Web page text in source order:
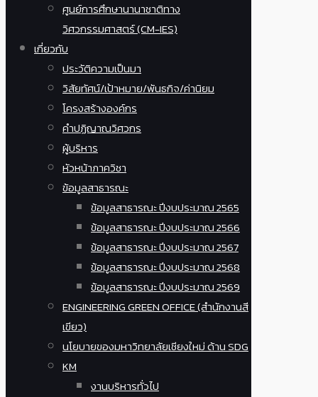
ศูนย์การศึกษานานาชาติทาง
วิศวกรรมศาสตร์ (CM-IES)
เกี่ยวกับ
ประวัติความเป็นมา
วิสัยทัศน์/เป้าหมาย/พันธกิจ/ค่านิยม
โครงสร้างองค์กร
คำปฏิญาณวิศวกร
ผู้บริหาร
หัวหน้าภาควิชา
ข้อมูลสาธารณะ
ข้อมูลสาธารณะ ปีงบประมาณ 2565
ข้อมูลสาธารณะ ปีงบประมาณ 2566
ข้อมูลสาธารณะ ปีงบประมาณ 2567
ข้อมูลสาธารณะ ปีงบประมาณ 2568
ข้อมูลสาธารณะ ปีงบประมาณ 2569
ENGINEERING GREEN OFFICE (สำนักงานสี
เขียว)
นโยบายของมหาวิทยาลัยเชียงใหม่ ด้าน SDG
KM
งานบริหารทั่วไป